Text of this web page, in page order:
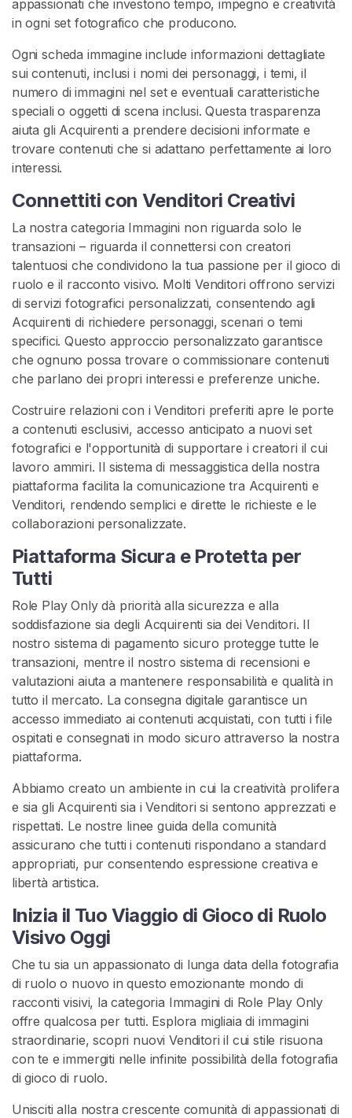
appassionati che investono tempo, impegno e creatività
in ogni set fotografico che producono.
Ogni scheda immagine include informazioni dettagliate
sui contenuti, inclusi i nomi dei personaggi, i temi, il
numero di immagini nel set e eventuali caratteristiche
speciali o oggetti di scena inclusi. Questa trasparenza
aiuta gli Acquirenti a prendere decisioni informate e
trovare contenuti che si adattano perfettamente ai loro
interessi.
Connettiti con Venditori Creativi
La nostra categoria Immagini non riguarda solo le
transazioni – riguarda il connettersi con creatori
talentuosi che condividono la tua passione per il gioco di
ruolo e il racconto visivo. Molti Venditori offrono servizi
di servizi fotografici personalizzati, consentendo agli
Acquirenti di richiedere personaggi, scenari o temi
specifici. Questo approccio personalizzato garantisce
che ognuno possa trovare o commissionare contenuti
che parlano dei propri interessi e preferenze uniche.
Costruire relazioni con i Venditori preferiti apre le porte
a contenuti esclusivi, accesso anticipato a nuovi set
fotografici e l'opportunità di supportare i creatori il cui
lavoro ammiri. Il sistema di messaggistica della nostra
piattaforma facilita la comunicazione tra Acquirenti e
Venditori, rendendo semplici e dirette le richieste e le
collaborazioni personalizzate.
Piattaforma Sicura e Protetta per
Tutti
Role Play Only dà priorità alla sicurezza e alla
soddisfazione sia degli Acquirenti sia dei Venditori. Il
nostro sistema di pagamento sicuro protegge tutte le
transazioni, mentre il nostro sistema di recensioni e
valutazioni aiuta a mantenere responsabilità e qualità in
tutto il mercato. La consegna digitale garantisce un
accesso immediato ai contenuti acquistati, con tutti i file
ospitati e consegnati in modo sicuro attraverso la nostra
piattaforma.
Abbiamo creato un ambiente in cui la creatività prolifera
e sia gli Acquirenti sia i Venditori si sentono apprezzati e
rispettati. Le nostre linee guida della comunità
assicurano che tutti i contenuti rispondano a standard
appropriati, pur consentendo espressione creativa e
libertà artistica.
Inizia il Tuo Viaggio di Gioco di Ruolo
Visivo Oggi
Che tu sia un appassionato di lunga data della fotografia
di ruolo o nuovo in questo emozionante mondo di
racconti visivi, la categoria Immagini di Role Play Only
offre qualcosa per tutti. Esplora migliaia di immagini
straordinarie, scopri nuovi Venditori il cui stile risuona
con te e immergiti nelle infinite possibilità della fotografia
di gioco di ruolo.
Unisciti alla nostra crescente comunità di appassionati di
C
o
n
t
a
t
o
/
S
p
p